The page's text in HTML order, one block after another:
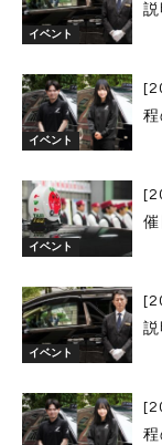
イベント
説
イベント
程
イベント
催
イベント
説
程